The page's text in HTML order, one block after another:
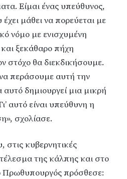
Είμαι ένας υπεύθυνος,
μάθει να πορεύεται με
νόμο με ενισχυμένη
ξεκάθαρο πήχη
στόχο θα διεκδικήσουμε.
περάσουμε αυτή την
αυτό δημιουργεί μια μικρή
αυτό είναι υπεύθυνη η
σχολίασε.
κυβερνητικές
της κάλπης και στο
Πρωθυπουργός πρόσθεσε: